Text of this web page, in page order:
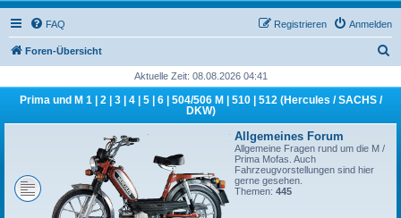
FAQ Anmelden
Registrieren
Foren-Übersicht
Aktuelle Zeit: 08.08.2026 04:41
Prima und M 1 | 2 | 3 | 4 | 5 | 6 | 504/506 M | 510 | 512 (Hercules / SACHS /
DKW)
Allgemeines Forum
Allgemeine Fragen rund um die M /
Prima Mofas. Auch
Fahrzeugvorstellungen sind hier
gerne gesehen.
Themen: 445